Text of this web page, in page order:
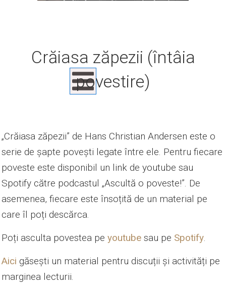
Crăiasa zăpezii (întâia
povestire)
„Crăiasa zăpezii” de Hans Christian Andersen este o
serie de șapte povești legate între ele. Pentru fiecare
poveste este disponibil un link de youtube sau
Spotify către podcastul „Ascultă o poveste!”. De
asemenea, fiecare este însoțită de un material pe
care îl poți descărca.
Poți asculta povestea pe youtube sau pe Spotify.
Aici găsești un material pentru discuții și activități pe
marginea lecturii.